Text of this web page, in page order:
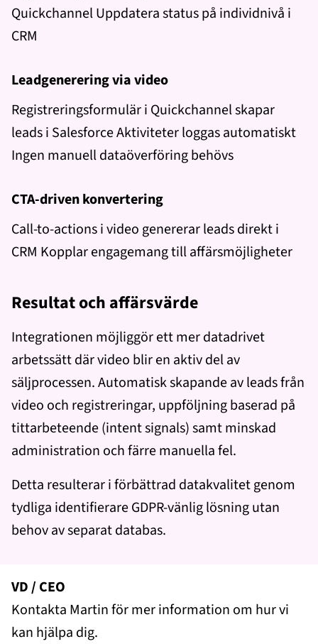
Quickchannel Uppdatera status på individnivå i
CRM
Leadgenerering via video
Registreringsformulär i Quickchannel skapar
leads i Salesforce Aktiviteter loggas automatiskt
Ingen manuell dataöverföring behövs
CTA-driven konvertering
Call-to-actions i video genererar leads direkt i
CRM Kopplar engagemang till affärsmöjligheter
Resultat och affärsvärde
Integrationen möjliggör ett mer datadrivet
arbetssätt där video blir en aktiv del av
säljprocessen. Automatisk skapande av leads från
video och registreringar, uppföljning baserad på
tittarbeteende (intent signals) samt minskad
administration och färre manuella fel.
Detta resulterar i förbättrad datakvalitet genom
tydliga identifierare GDPR-vänlig lösning utan
behov av separat databas.
VD / CEO
Kontakta Martin för mer information om hur vi
kan hjälpa dig.